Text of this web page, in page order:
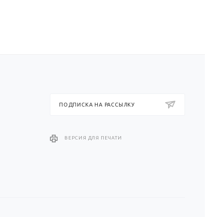
ПОДПИСКА НА РАССЫЛКУ
ВЕРСИЯ ДЛЯ ПЕЧАТИ